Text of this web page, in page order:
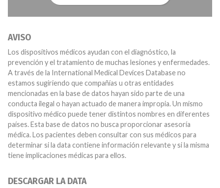
AVISO
Los dispositivos médicos ayudan con el diagnóstico, la
prevención y el tratamiento de muchas lesiones y enfermedades.
A través de la International Medical Devices Database no
estamos sugiriendo que compañías u otras entidades
mencionadas en la base de datos hayan sido parte de una
conducta ilegal o hayan actuado de manera impropia. Un mismo
dispositivo médico puede tener distintos nombres en diferentes
países. Esta base de datos no busca proporcionar asesoría
médica. Los pacientes deben consultar con sus médicos para
determinar si la data contiene información relevante y si la misma
tiene implicaciones médicas para ellos.
DESCARGAR LA DATA